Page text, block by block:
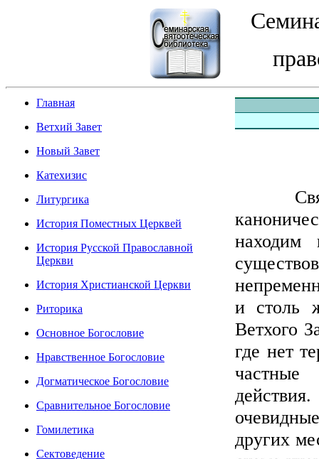
Главная
Ветхий Завет
Новый Завет
Катехизис
Литургика
История Поместных Церквей
История Русской Православной
Церкви
История Христианской Церкви
Риторика
Основное Богословие
Нравственное Богословие
Догматическое Богословие
Сравнительное Богословие
Гомилетика
Сектоведение
Святая
находим
и столь
Ветхого
где нет
частные
других